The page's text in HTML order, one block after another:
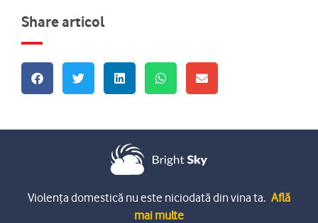
Share articol
Violența domestică nu este niciodată din vina ta. Află
mai multe